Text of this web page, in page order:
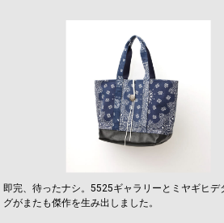
即完、待ったナシ。5525ギャラリーとミヤギヒデ
グがまたも傑作を生み出しました。